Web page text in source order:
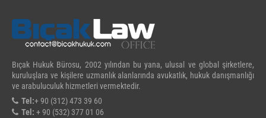
Bıçak Hukuk Bürosu, 2002 yılından bu yana, ulusal ve global şirketlere,
kuruluşlara ve kişilere uzmanlık alanlarında avukatlık, hukuk danışmanlığı
ve arabuluculuk hizmetleri vermektedir.
Tel:+ 90 (312) 473 39 60
Tel: + 90 (532) 377 01 06